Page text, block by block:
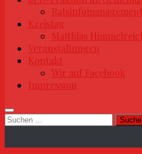
Kreistag
Matthias
Veranstaltungen
Kontakt
Wir auf Facebook
Impressum
Suchen